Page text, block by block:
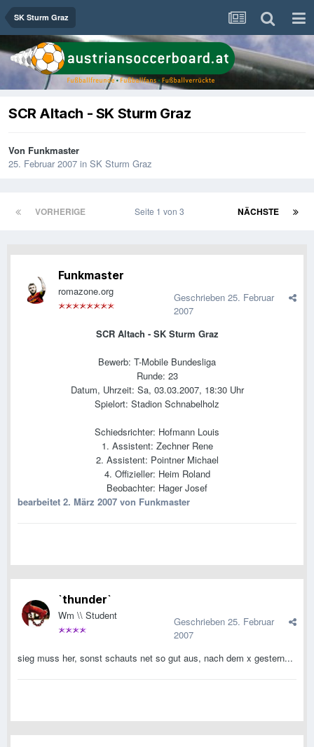
SK Sturm Graz
SCR Altach - SK Sturm Graz
Von Funkmaster
25. Februar 2007 in SK Sturm Graz
VORHERIGE NÄCHSTE
Seite 1 von 3
Funkmaster
romazone.org Geschrieben 25. Februar
2007
SCR Altach - SK Sturm Graz
Bewerb: T-Mobile Bundesliga
Runde: 23
Datum, Uhrzeit: Sa, 03.03.2007, 18:30 Uhr
Spielort: Stadion Schnabelholz
Schiedsrichter: Hofmann Louis
1. Assistent: Zechner Rene
2. Assistent: Pointner Michael
4. Offizieller: Heim Roland
Beobachter: Hager Josef
bearbeitet 2. März 2007 von Funkmaster
`thunder`
Wm \\ Student Geschrieben 25. Februar
2007
sieg muss her, sonst schauts net so gut aus, nach dem x gestern...